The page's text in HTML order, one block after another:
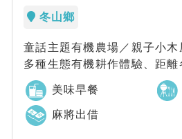
冬山鄉
童話主題有機農場／親子小
多種生態有機耕作體驗、距
話村有機農場四周為皆是田園
美味早餐
麻將出借